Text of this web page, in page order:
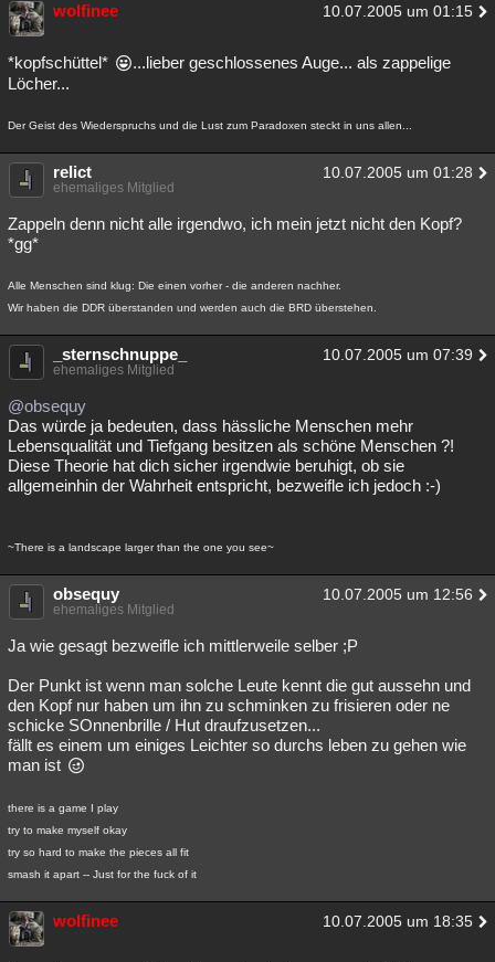
wolfinee 10.07.2005 um 01:15
*kopfschüttel*
...lieber geschlossenes Auge... als zappelige
Löcher...
Der Geist des Wiederspruchs und die Lust zum Paradoxen steckt in uns allen...
relict 10.07.2005 um 01:28
ehemaliges Mitglied
Zappeln denn nicht alle irgendwo, ich mein jetzt nicht den Kopf?
*gg*
Alle Menschen sind klug: Die einen vorher - die anderen nachher.
Wir haben die DDR überstanden und werden auch die BRD überstehen.
_sternschnuppe_ 10.07.2005 um 07:39
ehemaliges Mitglied
@obsequy
Das würde ja bedeuten, dass hässliche Menschen mehr
Lebensqualität und Tiefgang besitzen als schöne Menschen ?!
Diese Theorie hat dich sicher irgendwie beruhigt, ob sie
allgemeinhin der Wahrheit entspricht, bezweifle ich jedoch :-)
~There is a landscape larger than the one you see~
obsequy 10.07.2005 um 12:56
ehemaliges Mitglied
Ja wie gesagt bezweifle ich mittlerweile selber ;P
Der Punkt ist wenn man solche Leute kennt die gut aussehn und
den Kopf nur haben um ihn zu schminken zu frisieren oder ne
schicke SOnnenbrille / Hut draufzusetzen...
fällt es einem um einiges Leichter so durchs leben zu gehen wie
man ist
there is a game I play
try to make myself okay
try so hard to make the pieces all fit
smash it apart -- Just for the fuck of it
wolfinee 10.07.2005 um 18:35